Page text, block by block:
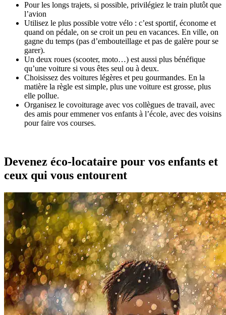
Pour les longs trajets, si possible, privilégiez le train plutôt que
l’avion
Utilisez le plus possible votre vélo : c’est sportif, économe et
quand on pédale, on se croit un peu en vacances. En ville, on
gagne du temps (pas d’embouteillage et pas de galère pour se
garer).
Un deux roues (scooter, moto…) est aussi plus bénéfique
qu’une voiture si vous êtes seul ou à deux.
Choisissez des voitures légères et peu gourmandes. En la
matière la règle est simple, plus une voiture est grosse, plus
elle pollue.
Organisez le covoiturage avec vos collègues de travail, avec
des amis pour emmener vos enfants à l’école, avec des voisins
pour faire vos courses.
Devenez éco-locataire pour vos enfants et
ceux qui vous entourent